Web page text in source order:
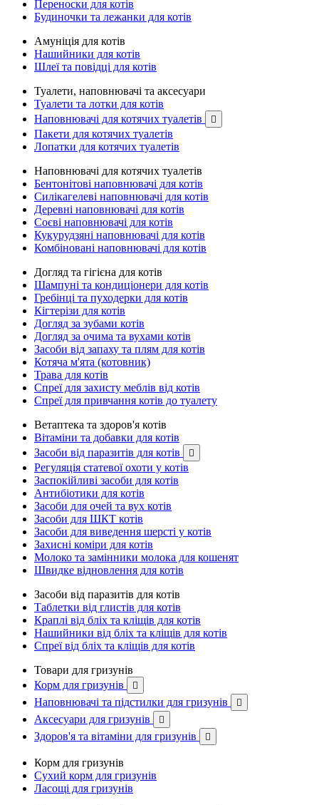
Переноски для котів
Будиночки та лежанки для котів
Амуніція для котів
Нашийники для котів
Шлеї та повідці для котів
Туалети, наповнювачі та аксесуари
Туалети та лотки для котів
Наповнювачі для котячих туалетів

Пакети для котячих туалетів
Лопатки для котячих туалетів
Наповнювачі для котячих туалетів
Бентонітові наповнювачі для котів
Силікагелеві наповнювачі для котів
Деревні наповнювачі для котів
Соєві наповнювачі для котів
Кукурудзяні наповнювачі для котів
Комбіновані наповнювачі для котів
Догляд та гігієна для котів
Шампуні та кондиціонери для котів
Гребінці та пуходерки для котів
Кігтерізи для котів
Догляд за зубами котів
Догляд за очима та вухами котів
Засоби від запаху та плям для котів
Котяча м'ята (котовник)
Трава для котів
Спреї для захисту меблів від котів
Спреї для привчання котів до туалету
Ветаптека та здоров'я котів
Вітаміни та добавки для котів
Засоби від паразитів для котів

Регуляція статевої охоти у котів
Заспокійливі засоби для котів
Антибіотики для котів
Засоби для очей та вух котів
Засоби для ШКТ котів
Засоби для виведення шерсті у котів
Захисні коміри для котів
Молоко та замінники молока для кошенят
Швидке відновлення для котів
Засоби від паразитів для котів
Таблетки від глистів для котів
Краплі від бліх та кліщів для котів
Нашийники від бліх та кліщів для котів
Спреї від бліх та кліщів для котів
Товари для гризунів
Корм для гризунів

Наповнювачі та підстилки для гризунів 
Аксесуари для гризунів 
Здоров'я та вітаміни для гризунів 
Корм для гризунів
Сухий корм для гризунів
Ласощі для гризунів